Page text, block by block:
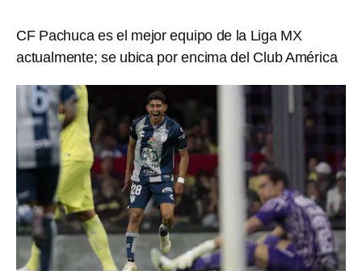
CF Pachuca es el mejor equipo de la Liga MX
actualmente; se ubica por encima del Club América